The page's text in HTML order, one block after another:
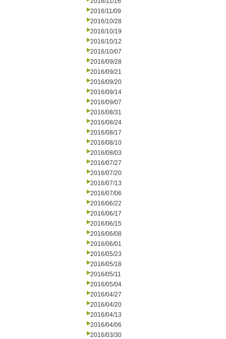
2016/11/09
2016/10/28
2016/10/19
2016/10/12
2016/10/07
2016/09/28
2016/09/21
2016/09/20
2016/09/14
2016/09/07
2016/08/31
2016/08/24
2016/08/17
2016/08/10
2016/08/03
2016/07/27
2016/07/20
2016/07/13
2016/07/06
2016/06/22
2016/06/17
2016/06/15
2016/06/08
2016/06/01
2016/05/23
2016/05/18
2016/05/11
2016/05/04
2016/04/27
2016/04/20
2016/04/13
2016/04/06
2016/03/30